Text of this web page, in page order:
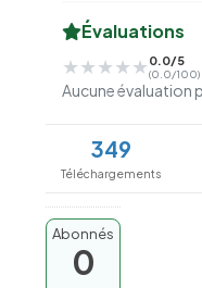
Évaluations
★★★★★
★★★★★ 0.0/5
(0.0/100)
Aucune évaluation
349
Téléchargements
Abonnés
0